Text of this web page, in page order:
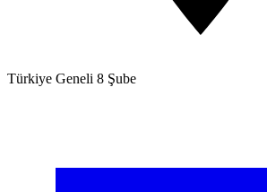
Türkiye Geneli 8 Şube